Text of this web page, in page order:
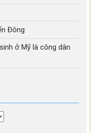
Đông
ở Mỹ là công dân